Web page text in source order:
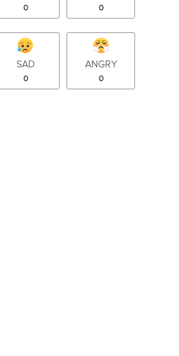
0 0
SAD
0
ANGRY
0